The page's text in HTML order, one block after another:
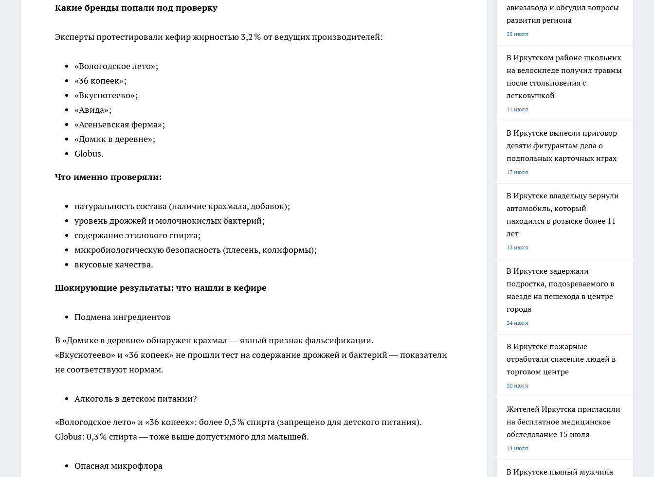
Какие бренды попали под проверку
Эксперты протестировали кефир жирностью 3,2 % от ведущих производителей:
«Вологодское лето»;
«36 копеек»;
«Вкуснотеево»;
«Авида»;
«Асеньевская ферма»;
«Домик в деревне»;
Globus.
Что именно проверяли:
натуральность состава (наличие крахмала, добавок);
уровень дрожжей и молочнокислых бактерий;
содержание этилового спирта;
микробиологическую безопасность (плесень, колиформы);
вкусовые качества.
Шокирующие результаты: что нашли в кефире
Подмена ингредиентов
В «Домике в деревне» обнаружен крахмал — явный признак фальсификации.
«Вкуснотеево» и «36 копеек» не прошли тест на содержание дрожжей и бактерий — показатели
не соответствуют нормам.
Алкоголь в детском питании?
«Вологодское лето» и «36 копеек»: более 0,5 % спирта (запрещено для детского питания).
Globus: 0,3 % спирта — тоже выше допустимого для малышей.
Опасная микрофлора
авиазавода и обсудил вопросы
развития региона
25 июля
В Иркутском районе школьник
на велосипеде получил травмы
после столкновения с
легковушкой
11 июля
В Иркутске вынесли приговор
девяти фигурантам дела о
подпольных карточных играх
17 июля
В Иркутске владельцу вернули
автомобиль, который
находился в розыске более 11
лет
13 июля
В Иркутске задержали
подростка, подозреваемого в
наезде на пешехода в центре
города
24 июля
В Иркутске пожарные
отработали спасение людей в
торговом центре
20 июля
Жителей Иркутска пригласили
на бесплатное медицинское
обследование 15 июля
14 июля
В Иркутске пьяный мужчина